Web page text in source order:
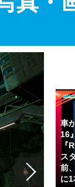
車
16
『
ス
前
に